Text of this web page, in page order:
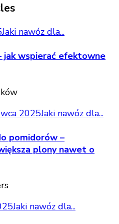
Jaki nawóz dla...
jak wspierać efektowne
2025Jaki nawóz dla...
pomidorów –
plony nawet o
Jaki nawóz dla...